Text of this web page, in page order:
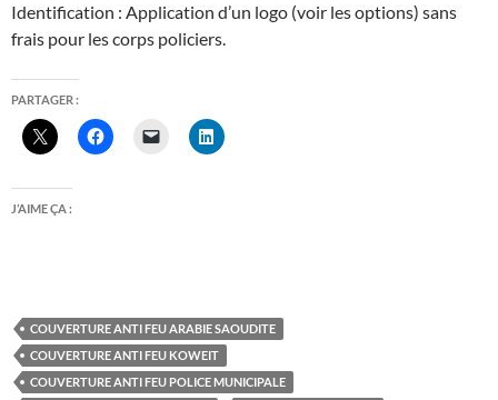
Identification : Application d’un logo (voir les options) sans
frais pour les corps policiers.
PARTAGER :
J’AIME ÇA :
COUVERTURE ANTI FEU ARABIE SAOUDITE
COUVERTURE ANTI FEU KOWEIT
COUVERTURE ANTI FEU POLICE MUNICIPALE